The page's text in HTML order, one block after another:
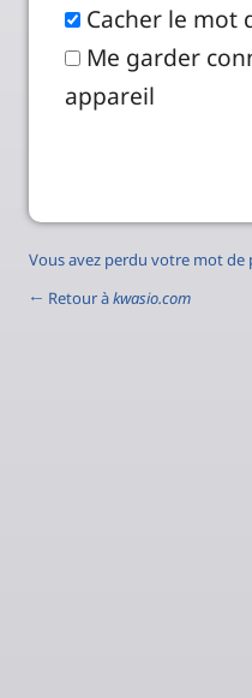
Cacher le mot
Me garder
appareil
Vous avez perdu votre mot de
← Retour àkwasio.com